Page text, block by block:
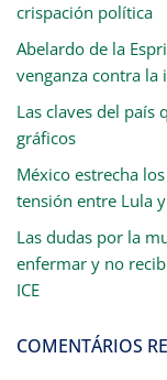
crispación política
Abelardo de la
venganza contra la
Las claves del país
gráficos
México estrecha
tensión entre Lula
Las dudas por la
enfermar y no
ICE
COMENTÁRIOS